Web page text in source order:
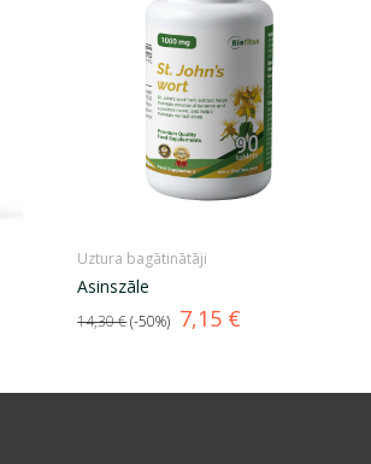
Uztura bagātinātāji
Asinszāle
Standarta
cena
14,30 € -50% Cena
7,15 €